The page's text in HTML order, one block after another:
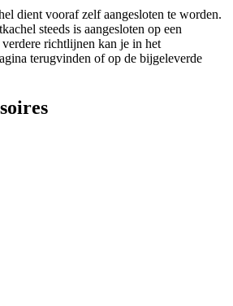
dient vooraf zelf aangesloten te worden.
steeds is aangesloten op een
richtlijnen kan je in het
terugvinden of op de bijgeleverde